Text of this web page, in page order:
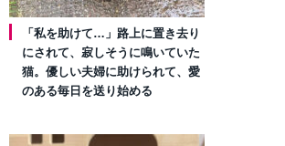
「私を助けて…」路上に置き去り
にされて、寂しそうに鳴いていた
猫。優しい夫婦に助けられて、愛
のある毎日を送り始める